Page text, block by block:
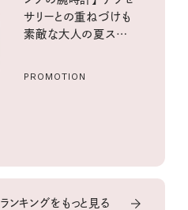
サリーとの重ねづけも
素敵な大人の夏スタイ
PROMOTION
ランキングをもっと見る